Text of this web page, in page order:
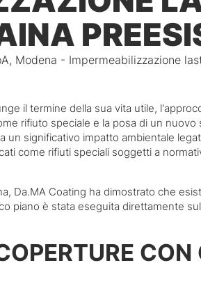
Modena - Impermeabilizzazione
il termine della sua vita utile,
rifiuto speciale e la posa di un
significativo impatto ambientale
come rifiuti speciali soggetti a
Da.MA Coating ha dimostrato che
piano è stata eseguita direttamente